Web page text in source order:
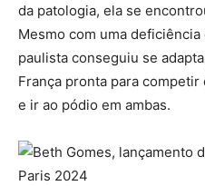
da patologia, ela se
Mesmo com uma
paulista conseguiu se
França pronta para
e ir ao pódio em ambas.